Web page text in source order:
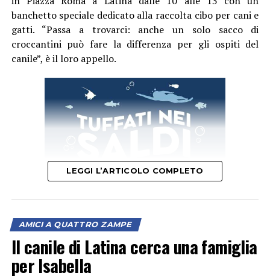
banchetto speciale dedicato alla raccolta cibo per cani e
gatti. “Passa a trovarci: anche un solo sacco di
croccantini può fare la differenza per gli ospiti del
canile”, è il loro appello.
LEGGI L’ARTICOLO COMPLETO
AMICI A QUATTRO ZAMPE
Il canile di Latina cerca una famiglia
per Isabella